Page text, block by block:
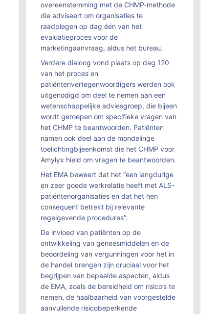
overeenstemming met de CHMP-methode
die adviseert om organisaties te
raadplegen op dag één van het
evaluatieproces voor de
marketingaanvraag, aldus het bureau.
Verdere dialoog vond plaats op dag 120
van het proces en
patiëntenvertegenwoordigers werden ook
uitgenodigd om deel te nemen aan een
wetenschappelijke adviesgroep, die bijeen
wordt geroepen om specifieke vragen van
het CHMP te beantwoorden. Patiënten
namen ook deel aan de mondelinge
toelichtingbijeenkomst die het CHMP voor
Amylyx hield om vragen te beantwoorden.
Het EMA beweert dat het “een langdurige
en zeer goede werkrelatie heeft met ALS-
patiëntenorganisaties en dat het hen
consequent betrekt bij relevante
regelgevende procedures”.
De invloed van patiënten op de
ontwikkeling van geneesmiddelen en de
beoordeling van vergunningen voor het in
de handel brengen zijn cruciaal voor het
begrijpen van bepaalde aspecten, aldus
de EMA, zoals de bereidheid om risico’s te
nemen, de haalbaarheid van voorgestelde
aanvullende risicobeperkende